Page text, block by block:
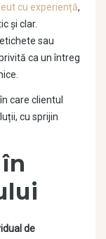
cu experiență,
și clar.
sau
ca un întreg
care clientul
cu sprijin
de